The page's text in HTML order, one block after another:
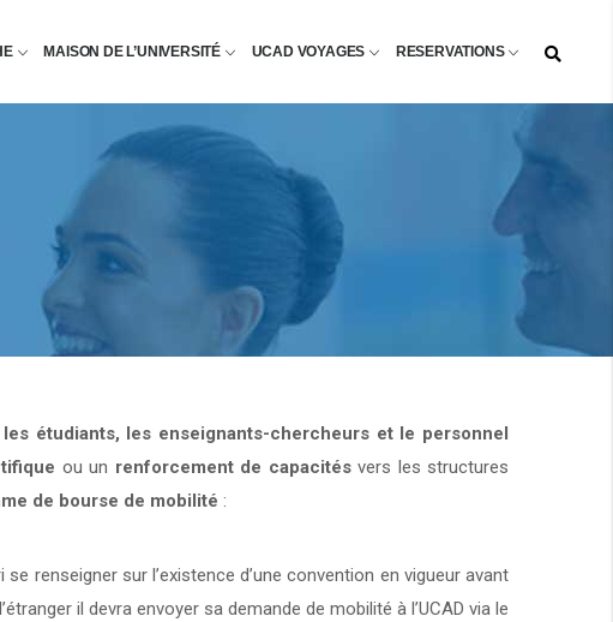
MAISON DE L’UNIVERSITÉ UCAD VOYAGES RESERVATIONS
étudiants, les enseignants-chercheurs et le personnel
ou un renforcement de capacitésvers les structures
de bourse de mobilité :
renseigner sur l’existence d’une convention en vigueur avant
il devra envoyer sa demande de mobilité à l’UCAD via le